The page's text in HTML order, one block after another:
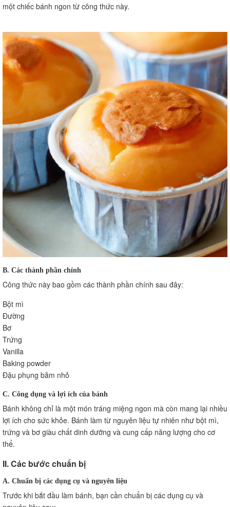
một chiếc bánh ngon từ công thức này.
B. Các thành phần chính
Công thức này bao gồm các thành phần chính sau đây:
Bột mì
Đường
Bơ
Trứng
Vanilla
Baking powder
Đậu phụng băm nhỏ
C. Công dụng và lợi ích của bánh
Bánh không chỉ là một món tráng miệng ngon mà còn mang lại nhiều
lợi ích cho sức khỏe. Bánh làm từ nguyên liệu tự nhiên như bột mì,
trứng và bơ giàu chất dinh dưỡng và cung cấp năng lượng cho cơ
thể.
II. Các bước chuẩn bị
A. Chuẩn bị các dụng cụ và nguyên liệu
Trước khi bắt đầu làm bánh, bạn cần chuẩn bị các dụng cụ và